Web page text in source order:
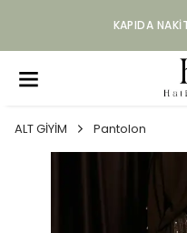
KAPIDA
ALT GİYİM Pantolon